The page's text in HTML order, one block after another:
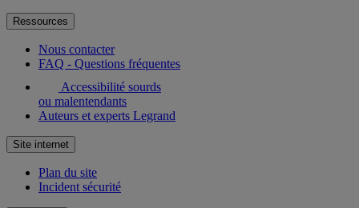
Ressources
Nous contacter
FAQ - Questions fréquentes
Accessibilité sourds
ou malentendants
Auteurs et experts Legrand
Site internet
Plan du site
Incident sécurité